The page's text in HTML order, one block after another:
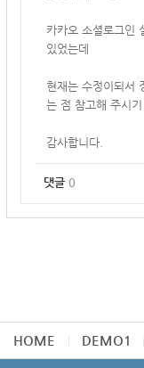
카카오 소셜로그인
있었는데
현재는 수정이되서
는 점 참고해 주시기
감사합니다.
댓글 0
HOME DEMO1